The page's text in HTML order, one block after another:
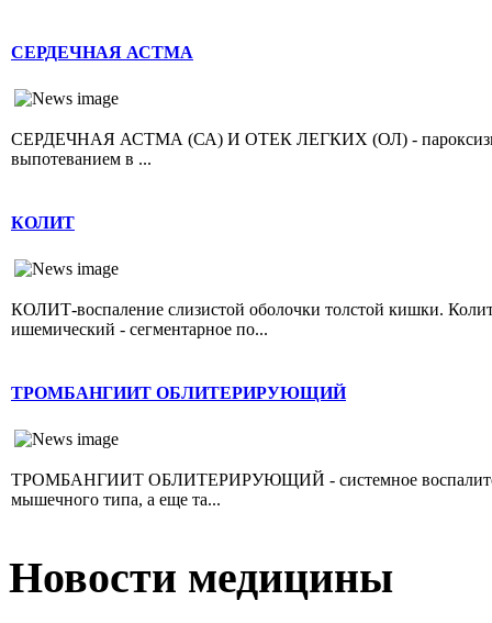
СЕРДЕЧНАЯ АСТМА
СЕРДЕЧНАЯ АСТМА (СА) И ОТЕК ЛЕГКИХ (ОЛ) -
выпотеванием в ...
КОЛИТ
КОЛИТ-воспаление слизистой оболочки толстой кишки.
ишемический - сегментарное по...
ТРОМБАНГИИТ ОБЛИТЕРИРУЮЩИЙ
ТРОМБАНГИИТ ОБЛИТЕРИРУЮЩИЙ - системное
мышечного типа, а еще та...
Новости медицины